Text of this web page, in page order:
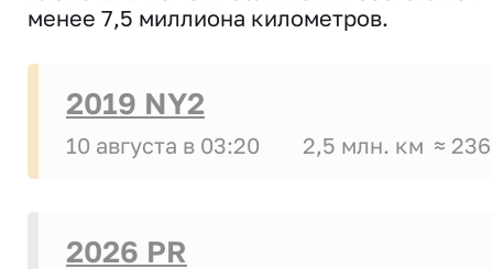
менее 7,5 миллиона километров.
2019 NY2
10 августа в 03:20 2,5 млн. км ≈
2026 PR